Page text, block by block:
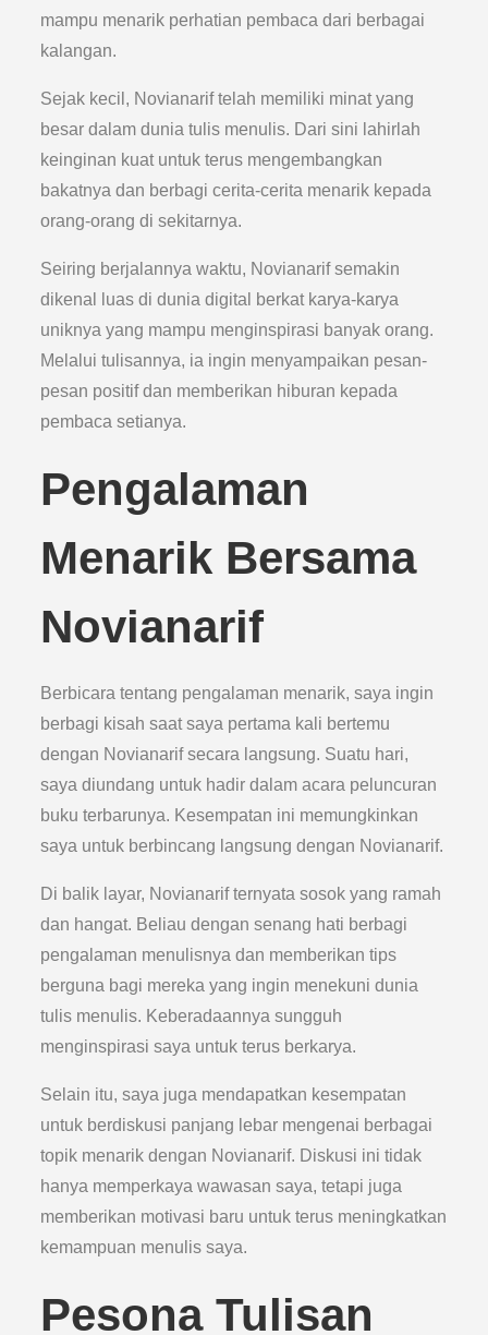
mampu menarik perhatian pembaca dari berbagai
kalangan.
Sejak kecil, Novianarif telah memiliki minat yang
besar dalam dunia tulis menulis. Dari sini lahirlah
keinginan kuat untuk terus mengembangkan
bakatnya dan berbagi cerita-cerita menarik kepada
orang-orang di sekitarnya.
Seiring berjalannya waktu, Novianarif semakin
dikenal luas di dunia digital berkat karya-karya
uniknya yang mampu menginspirasi banyak orang.
Melalui tulisannya, ia ingin menyampaikan pesan-
pesan positif dan memberikan hiburan kepada
pembaca setianya.
Pengalaman
Menarik Bersama
Novianarif
Berbicara tentang pengalaman menarik, saya ingin
berbagi kisah saat saya pertama kali bertemu
dengan Novianarif secara langsung. Suatu hari,
saya diundang untuk hadir dalam acara peluncuran
buku terbarunya. Kesempatan ini memungkinkan
saya untuk berbincang langsung dengan Novianarif.
Di balik layar, Novianarif ternyata sosok yang ramah
dan hangat. Beliau dengan senang hati berbagi
pengalaman menulisnya dan memberikan tips
berguna bagi mereka yang ingin menekuni dunia
tulis menulis. Keberadaannya sungguh
menginspirasi saya untuk terus berkarya.
Selain itu, saya juga mendapatkan kesempatan
untuk berdiskusi panjang lebar mengenai berbagai
topik menarik dengan Novianarif. Diskusi ini tidak
hanya memperkaya wawasan saya, tetapi juga
memberikan motivasi baru untuk terus meningkatkan
kemampuan menulis saya.
Pesona Tulisan